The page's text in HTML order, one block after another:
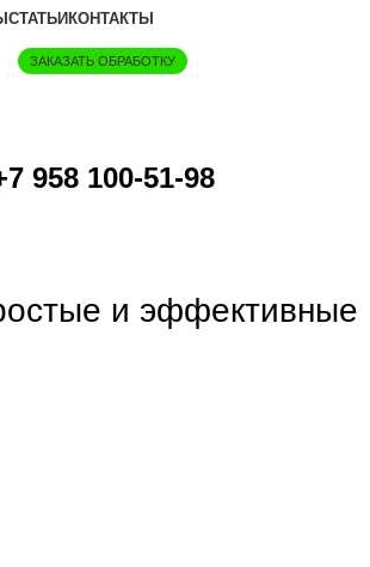
СТАТЬИ КОНТАКТЫ
ЗАКАЗАТЬ ОБРАБОТКУ
958 100-51-98
и эффективные